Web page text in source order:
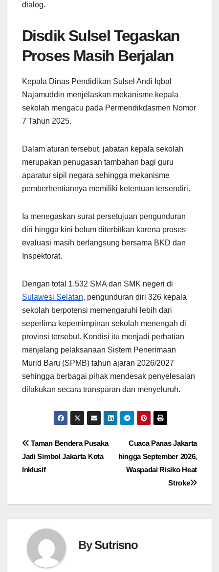
dialog.
Disdik Sulsel Tegaskan
Proses Masih Berjalan
Kepala Dinas Pendidikan Sulsel Andi Iqbal
Najamuddin menjelaskan mekanisme kepala
sekolah mengacu pada Permendikdasmen Nomor
7 Tahun 2025.
Dalam aturan tersebut, jabatan kepala sekolah
merupakan penugasan tambahan bagi guru
aparatur sipil negara sehingga mekanisme
pemberhentiannya memiliki ketentuan tersendiri.
Ia menegaskan surat persetujuan pengunduran
diri hingga kini belum diterbitkan karena proses
evaluasi masih berlangsung bersama BKD dan
Inspektorat.
Dengan total 1.532 SMA dan SMK negeri di
Sulawesi Selatan, pengunduran diri 326 kepala
sekolah berpotensi memengaruhi lebih dari
seperlima kepemimpinan sekolah menengah di
provinsi tersebut. Kondisi itu menjadi perhatian
menjelang pelaksanaan Sistem Penerimaan
Murid Baru (SPMB) tahun ajaran 2026/2027
sehingga berbagai pihak mendesak penyelesaian
dilakukan secara transparan dan menyeluruh.
Navigasi
pos
Cuaca Panas Jakarta
hingga September 2026,
Waspadai Risiko Heat
Stroke
Taman Bendera Pusaka
Jadi Simbol Jakarta Kota
Inklusif
BySutrisno